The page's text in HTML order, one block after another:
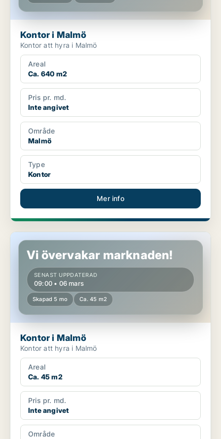
Kontor i Malmö
Kontor att hyra i Malmö
Areal
Ca. 640 m2
Pris pr. md.
Inte angivet
Område
Malmö
Type
Kontor
Mer info
Kontor i Malmö
Vi övervakar marknaden!
SENAST UPPDATERAD
09:00 • 06 mars
Skapad 5 mo Ca. 45 m2
Kontor i Malmö
Kontor att hyra i Malmö
Areal
Ca. 45 m2
Pris pr. md.
Inte angivet
Område